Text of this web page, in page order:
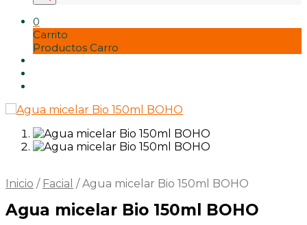
0
Carrito
Productos Carro
Inicio / Facial /Agua micelar Bio 150ml BOHO
Agua micelar Bio 150ml BOHO